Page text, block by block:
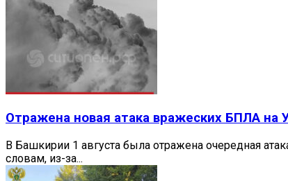
Отражена новая атака вражеских БПЛА на
В Башкирии 1 августа была отражена очередная
словам, из-за...